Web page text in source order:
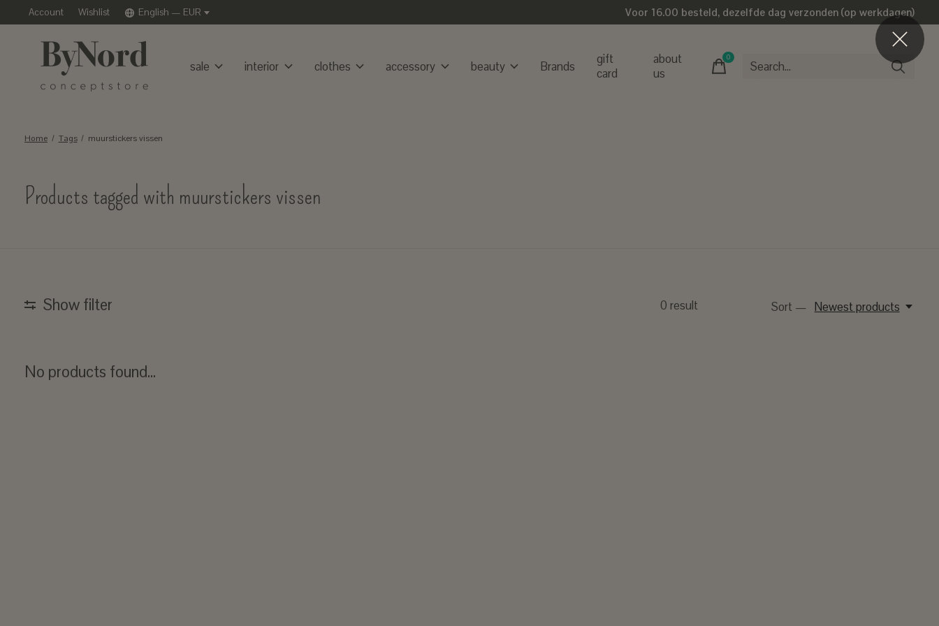
Account Wishlist English — EUR Voor 16.00 besteld, dezelfde dag verzonden (op werkdagen)
sale interior clothes accessory beauty Brands
gift
card
about
us
0items
Home / Tags / muurstickers vissen
Products tagged with muurstickers vissen
Show filter 0 result Sort — Newest products
No products found...